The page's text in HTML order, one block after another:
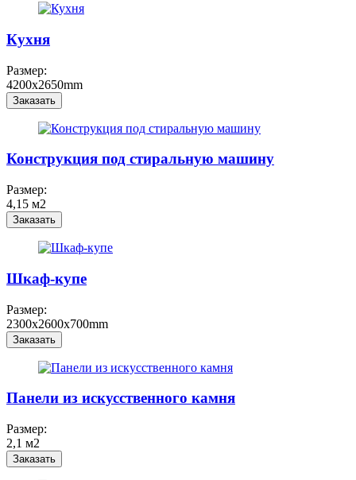
Кухня
Размер:
4200x2650mm
Заказать
Конструкция под стиральную машину
Размер:
4,15 м2
Заказать
Шкаф-купе
Размер:
2300x2600х700mm
Заказать
Панели из искусственного камня
Размер:
2,1 м2
Заказать